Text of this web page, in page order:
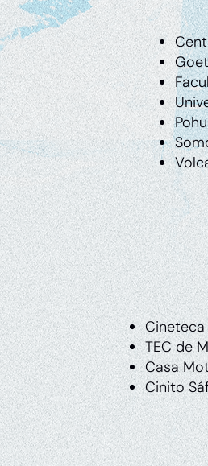
Cineteca
TEC de
Casa
Cinito